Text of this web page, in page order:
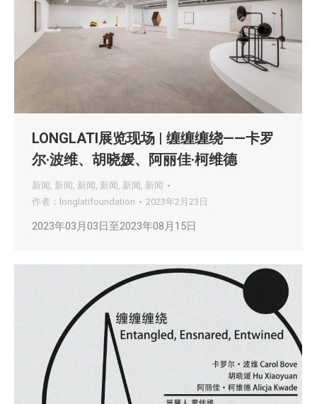
LONGLATI展览现场 | 缠缠缠绕——卡罗
尔·波维、胡晓媛、阿丽佳·柯维德
新闻 , 新闻 , 新闻 , 新闻 , 新闻 , 新闻
作者：
longlatifoundation 2023年2月23日
2023年03月03日至2023年08月15日